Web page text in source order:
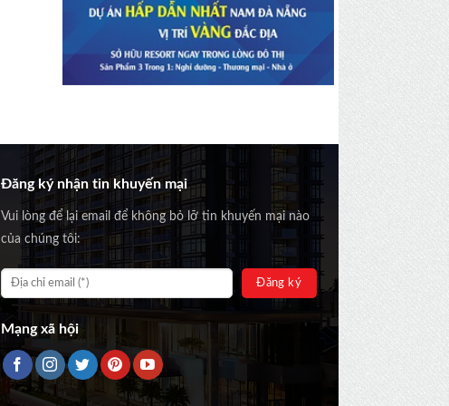
Đăng ký nhận tin khuyến mại
Vui lòng để lại email để không bỏ lỡ tin khuyến mại nào
của chúng tôi:
Mạng xã hội